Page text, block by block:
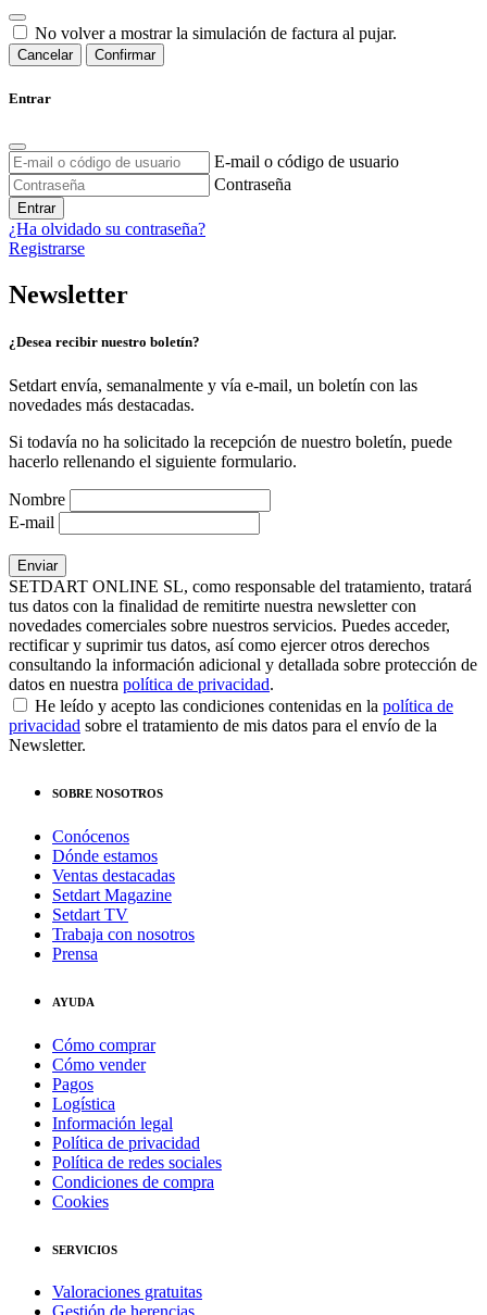
No volver a mostrar la simulación de factura al pujar.
Cancelar Confirmar
Entrar
E-mail o código de usuario
Contraseña
Entrar
¿Ha olvidado su contraseña?
Registrarse
Newsletter
¿Desea recibir nuestro boletín?
Setdart envía, semanalmente y vía e-mail, un boletín con las
novedades más destacadas.
Si todavía no ha solicitado la recepción de nuestro boletín, puede
hacerlo rellenando el siguiente formulario.
Nombre
E-mail
SETDART ONLINE SL, como responsable del tratamiento, tratará
tus datos con la finalidad de remitirte nuestra newsletter con
novedades comerciales sobre nuestros servicios. Puedes acceder,
rectificar y suprimir tus datos, así como ejercer otros derechos
consultando la información adicional y detallada sobre protección de
datos en nuestra política de privacidad.
He leído y acepto las condiciones contenidas en la política de
privacidad sobre el tratamiento de mis datos para el envío de la
Newsletter.
SOBRE NOSOTROS
Conócenos
Dónde estamos
Ventas destacadas
Setdart Magazine
Setdart TV
Trabaja con nosotros
Prensa
AYUDA
Cómo comprar
Cómo vender
Pagos
Logística
Información legal
Política de privacidad
Política de redes sociales
Condiciones de compra
Cookies
SERVICIOS
Valoraciones gratuitas